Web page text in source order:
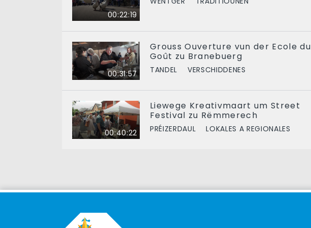
00:22:19
00:31:57
Grouss Ouverture vun der Ecole du
Goût zu Branebuerg
TANDEL VERSCHIDDENES
00:40:22
Liewege Kreativmaart um Street
Festival zu Rëmmerech
PRÉIZERDAUL LOKALES A REGIONALES